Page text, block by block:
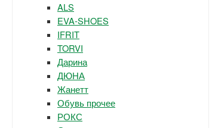
ALS
EVA-SHOES
IFRIT
TORVI
Дарина
ДЮНА
Жанетт
Обувь прочее
РОКС